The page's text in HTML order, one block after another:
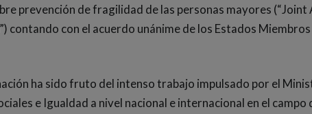
prevención de fragilidad de las personas mayores
contando con el acuerdo unánime de los Estados
ha sido fruto del intenso trabajo impulsado por el
e Igualdad a nivel nacional e internacional en el campo